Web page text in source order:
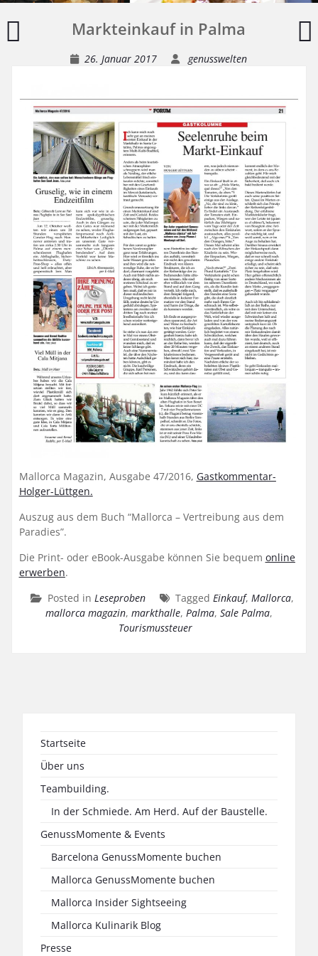
Vertreibung
ersäuft
Mallorca
Sommer?
Markteinkauf in Palma
26. Januar 2017 genusswelten
Mallorca Magazin, Ausgabe 47/2016, Gastkommentar-
Holger-Lüttgen.
Auszug aus dem Buch “Mallorca – Vertreibung aus dem
Paradies”.
Die Print- oder eBook-Ausgabe können Sie bequem online
erwerben.
Posted inLeseproben TaggedEinkauf,Mallorca,
mallorca magazin, markthalle, Palma, Sale Palma,
Tourismussteuer
Startseite
Über uns
Teambuilding.
In der Schmiede. Am Herd. Auf der Baustelle.
GenussMomente & Events
Barcelona GenussMomente buchen
Mallorca GenussMomente buchen
Mallorca Insider Sightseeing
Mallorca Kulinarik Blog
Presse